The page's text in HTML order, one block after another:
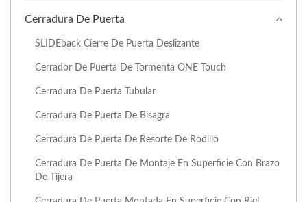
Cerradura De Puerta
SLIDEback Cierre De Puerta Deslizante
Cerrador De Puerta De Tormenta ONE Touch
Cerradura De Puerta Tubular
Cerradura De Puerta De Bisagra
Cerradura De Puerta De Resorte De Rodillo
Cerradura De Puerta De Montaje En Superficie Con Brazo
De Tijera